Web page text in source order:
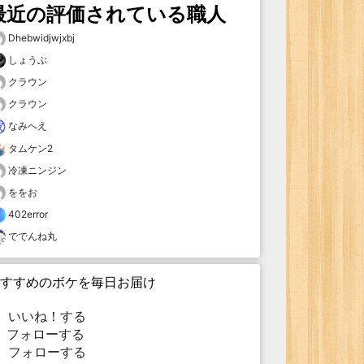
近の評価されている職人
Dhebwidjwjxbj
しょうぶ
クラウン
クラウン
なみへえ
タムケン2
冷凍ニンジン
ををお
402error
ででんね丸
すめのボケを毎日お届け
いいね！する
ォローする
フォローする